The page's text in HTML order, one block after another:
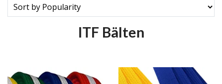
ITF Bälten